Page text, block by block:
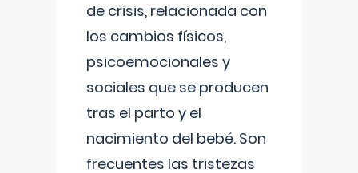
de crisis, relacionada con
los cambios físicos,
psicoemocionales y
sociales que se producen
tras el parto y el
nacimiento del bebé. Son
frecuentes las tristezas